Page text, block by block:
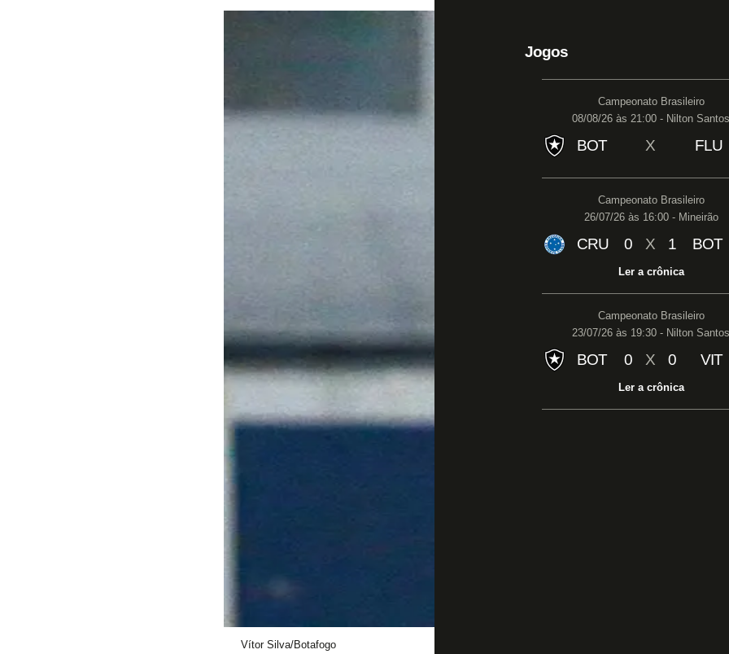
Jogos
Campeonato Brasileiro
08/08/26 às 21:00 - Nilton Santos
BOT X FLU
Campeonato Brasileiro
26/07/26 às 16:00 - Mineirão
CRU 0 X 1 BOT
Ler a crônica
Campeonato Brasileiro
23/07/26 às 19:30 - Nilton Santos
BOT 0 X 0 VIT
Ler a crônica
Vítor Silva/Botafogo